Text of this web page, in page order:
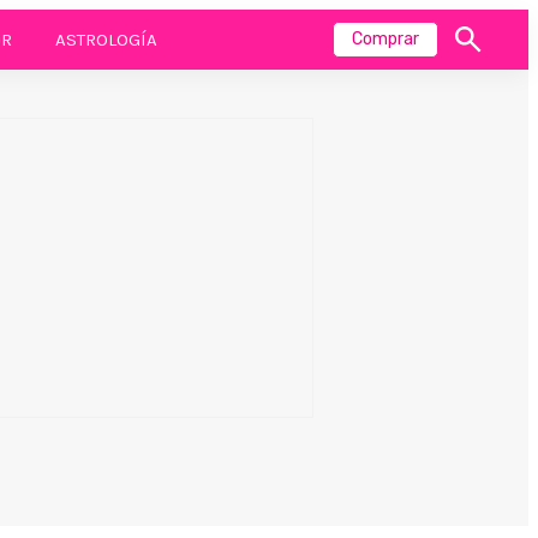
ASTROLOGÍA Comprar
Mostrar